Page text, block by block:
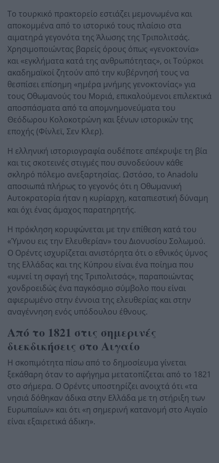
Το τουρκικό πρακτορείο εστιάζει μεμονωμένα και
αποκομμένα από το ιστορικό τους πλαίσιο στα
αιματηρά γεγονότα της Άλωσης της Τριπολιτσάς.
Χρησιμοποιώντας βαρείς όρους όπως «γενοκτονία»
και «εγκλήματα κατά της ανθρωπότητας», οι Τούρκοι
ακαδημαϊκοί ζητούν από την κυβέρνησή τους να
θεσπίσει επίσημη «ημέρα μνήμης γενοκτονίας» για
τους Οθωμανούς του Μοριά, επικαλούμενοι επιλεκτικά
αποσπάσματα από τα απομνημονεύματα του
Θεόδωρου Κολοκοτρώνη και ξένων ιστορικών της
εποχής (Φίνλεϊ, Σεν Κλερ).
Η ελληνική ιστοριογραφία ουδέποτε απέκρυψε τη βία
και τις σκοτεινές στιγμές που συνοδεύουν κάθε
σκληρό πόλεμο ανεξαρτησίας. Ωστόσο, το Anadolu
αποσιωπά πλήρως το γεγονός ότι η Οθωμανική
Αυτοκρατορία ήταν η κυρίαρχη, καταπιεστική δύναμη
και όχι ένας άμαχος παρατηρητής.
Η πρόκληση κορυφώνεται με την επίθεση κατά του
«Ύμνου εις την Ελευθερίαν» του Διονυσίου Σολωμού.
Ο Ορέντς ισχυρίζεται ανιστόρητα ότι ο εθνικός ύμνος
της Ελλάδας και της Κύπρου είναι ένα ποίημα που
«υμνεί τη σφαγή της Τριπολιτσάς», παραποιώντας
χονδροειδώς ένα παγκόσμιο σύμβολο που είναι
αφιερωμένο στην έννοια της ελευθερίας και στην
αναγέννηση ενός υπόδουλου έθνους.
Από το 1821 στις σημερινές
διεκδικήσεις στο Αιγαίο
Η σκοπιμότητα πίσω από το δημοσίευμα γίνεται
ξεκάθαρη όταν το αφήγημα μετατοπίζεται από το 1821
στο σήμερα. Ο Ορέντς υποστηρίζει ανοιχτά ότι «τα
νησιά δόθηκαν άδικα στην Ελλάδα με τη στήριξη των
Ευρωπαίων» και ότι «η σημερινή κατανομή στο Αιγαίο
είναι εξαιρετικά άδικη».